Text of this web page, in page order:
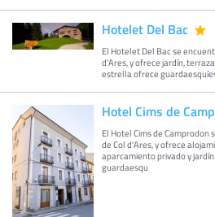
Hotelet Del Bac
El Hotelet Del Bac se
d'Ares, y ofrece jardín,
estrella ofrece
Hotel Cims de
El Hotel Cims de Camprodon
de Col d'Ares, y ofrece
aparcamiento privado y
guardaesqu